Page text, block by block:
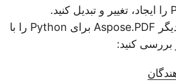
که چگونه اسناد PDF را ایجاد، تغییر و تبدیل کنید.
ویژگی‌های مختلف دیگر Aspose.PDF برای Python را با
بررسی کنید: